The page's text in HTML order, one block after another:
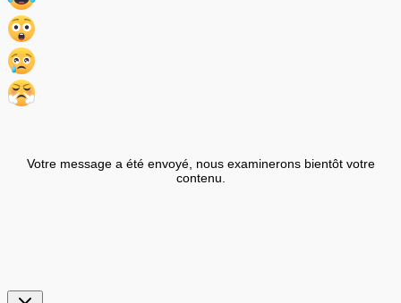
Votre message a été envoyé, nous examinerons bientôt votre
contenu.